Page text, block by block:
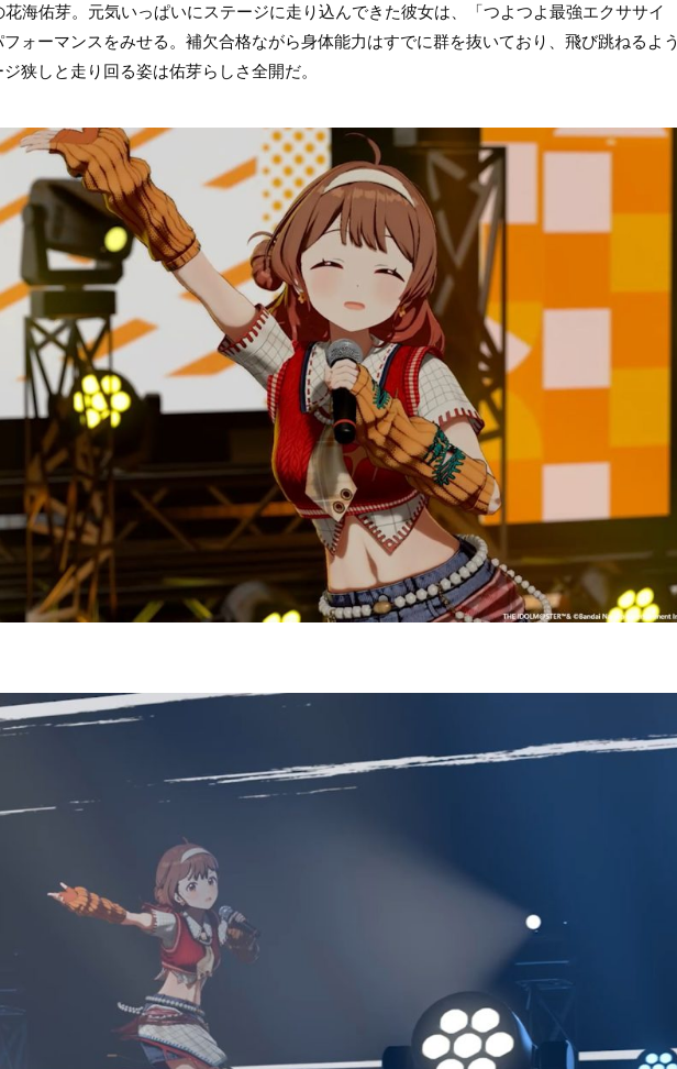
海佑芽。元気いっぱいにステージに走り込んできた彼女は、「つよつよ最強エクササイ
ォーマンスをみせる。補欠合格ながら身体能力はすでに群を抜いており、飛び跳ねるよう
狭しと走り回る姿は佑芽らしさ全開だ。